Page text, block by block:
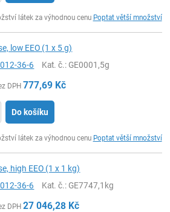
látek za výhodnou cenu Poptat větší množství
low EEO (1 x 5 g)
36-6 Kat. č.: GE0001,5g
DPH 777,69 Kč
Do košíku
látek za výhodnou cenu Poptat větší množství
high EEO (1 x 1 kg)
36-6 Kat. č.: GE7747,1kg
DPH 27 046,28 Kč